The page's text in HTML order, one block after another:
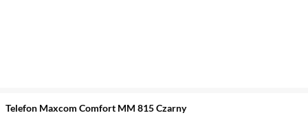
Telefon Maxcom Comfort MM 815 Czarny